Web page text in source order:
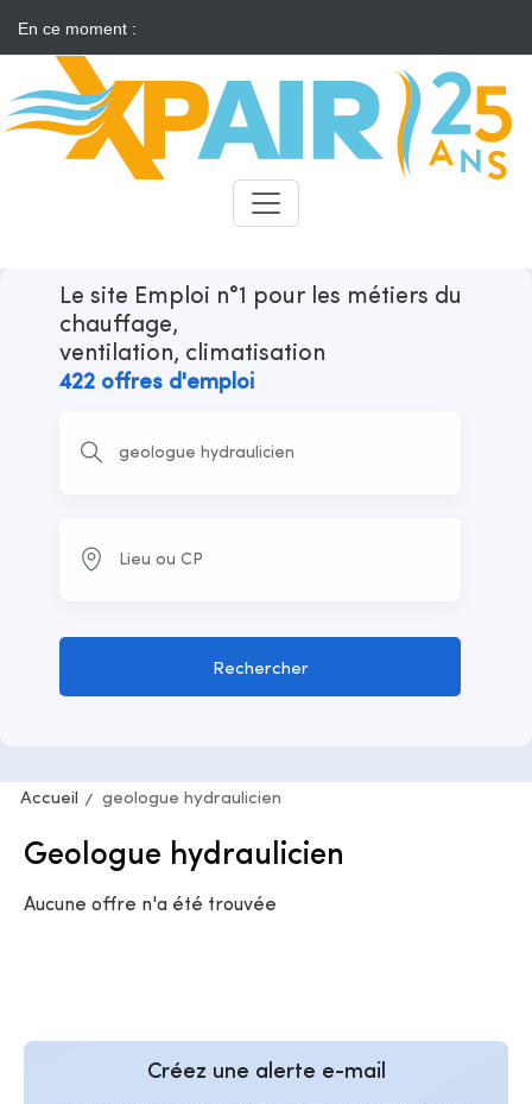
En ce moment :
Solaire : des développeurs s'insurgent contre l'annonce d'appels
d'offres "neutres"
Recruteurs
Le site Emploi n°1 pour les métiers du
chauffage,
ventilation, climatisation
422 offres d'emploi
Rechercher
Accueil geologue hydraulicien
Geologue hydraulicien
Aucune offre n'a été trouvée
Créez une alerte e-mail